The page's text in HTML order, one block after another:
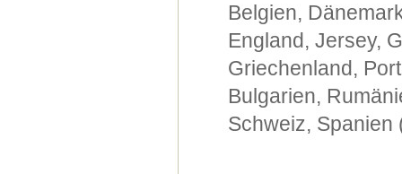
Belgien,
England, Jersey,
Griechenland,
Bulgarien,
Schweiz, Spanien